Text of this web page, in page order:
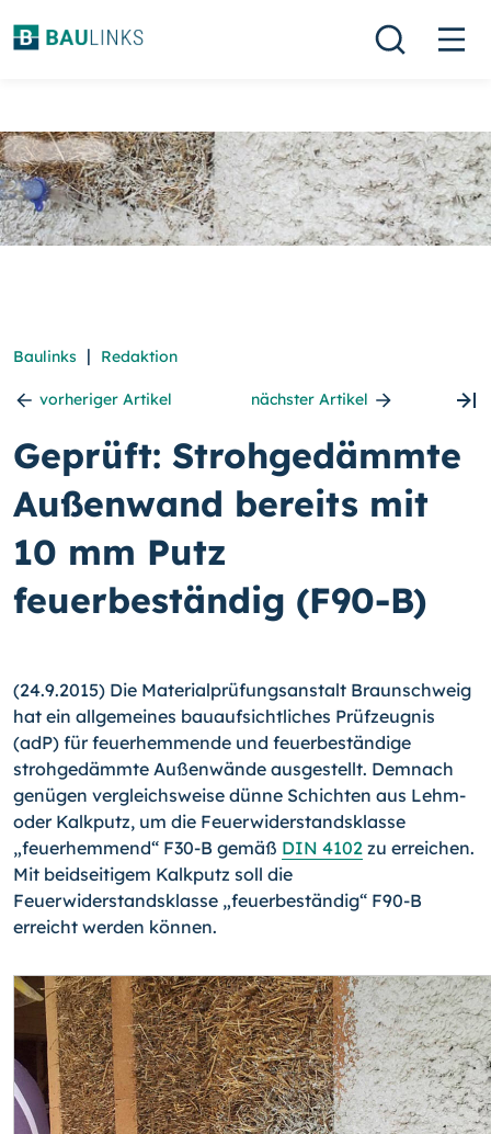
Baulinks | Redaktion
vorheriger Artikel nächster Artikel
Geprüft: Strohgedämmte
Außenwand bereits mit
10 mm Putz
feuerbeständig (F90-B)
(24.9.2015) Die Materialprüfungsanstalt Braunschweig
hat ein allgemeines bauauf­sichtliches Prüfzeugnis
(adP) für feuerhemmende und feuerbeständige
strohgedämm­te Außenwände ausgestellt. Demnach
genügen vergleichsweise dünne Schichten aus Lehm-
oder Kalkputz, um die Feuerwiderstandsklasse
„feuerhemmend“ F30-B gemäß DIN 4102 zu erreichen.
Mit beidseitigem Kalkputz soll die
Feuerwiderstandsklasse „feuerbeständig“ F90-B
erreicht werden können.